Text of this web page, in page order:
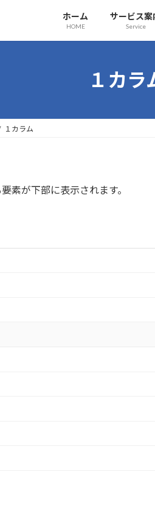
ホーム
HOME
サービス案
Service
１カラ
１カラム
素が下部に表示されます。